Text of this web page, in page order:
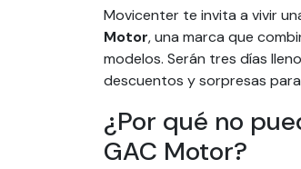
Movicenter te invita a vivir
Motor, una marca que
modelos. Serán tres días
descuentos y sorpresas
¿Por qué no
GAC Motor?